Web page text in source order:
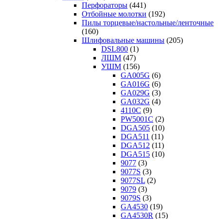
Перфораторы (441)
Отбойные молотки (192)
Пилы торцевые/настольные/ленточные
(160)
Шлифовальные машины (205)
DSL800 (1)
ЛШМ (47)
УШМ (156)
GA005G (6)
GA016G (6)
GA029G (3)
GA032G (4)
4110C (9)
PW5001C (2)
DGA505 (10)
DGA511 (11)
DGA512 (11)
DGA515 (10)
9077 (3)
9077S (3)
9077SL (2)
9079 (3)
9079S (3)
GA4530 (19)
GA4530R (15)